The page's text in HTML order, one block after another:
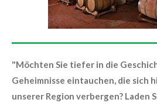
"Möchten Sie tiefer in die
Geheimnisse eintauchen, die sich
unserer Region verbergen? Laden